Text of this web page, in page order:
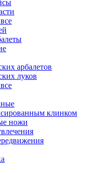
арбалетов
луков
клинком
ножи